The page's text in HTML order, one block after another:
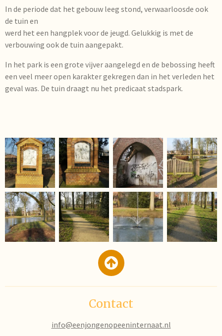
In de periode dat het gebouw leeg stond, verwaarloosde ook
de tuin en
werd het een hangplek voor de jeugd. Gelukkig is met de
verbouwing ook de tuin aangepakt.
In het park is een grote vijver aangelegd en de bebossing heeft
een veel meer open karakter gekregen dan in het verleden het
geval was. De tuin draagt nu het predicaat stadspark.
Contact
info@eenjongenopeeninternaat.nl